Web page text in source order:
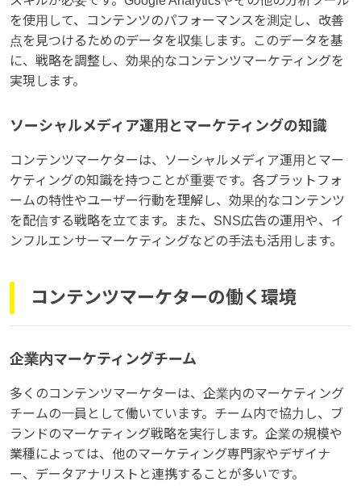
を使用して、コンテンツのパフォーマンスを測定し、改善
点を見つけるためのデータを収集します。このデータを基
に、戦略を調整し、効果的なコンテンツマーケティングを
実現します。
ソーシャルメディア運用とマーケティングの知識
コンテンツマーケターは、ソーシャルメディア運用とマー
ケティングの知識を持つことが重要です。各プラットフォ
ームの特性やユーザー行動を理解し、効果的なコンテンツ
を配信する戦略を立てます。また、SNS広告の運用や、イ
ンフルエンサーマーケティングなどの手法も活用します。
コンテンツマーケターの働く環境
企業内マーケティングチーム
多くのコンテンツマーケターは、企業内のマーケティング
チームの一員として働いています。チーム内で協力し、ブ
ランドのマーケティング戦略を実行します。企業の規模や
業種によっては、他のマーケティング専門家やデザイナ
ー、データアナリストと連携することが多いです。